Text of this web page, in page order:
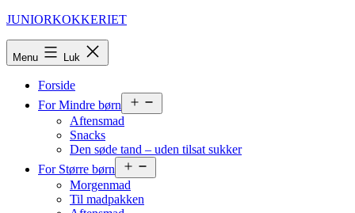
Fortsæt
JUNIORKOKKERIET
Menu Luk
Forside
For Mindre børn
menu
Aftensmad
Snacks
Den søde tand – uden tilsat sukker
For Større børn
menu
Morgenmad
Til madpakken